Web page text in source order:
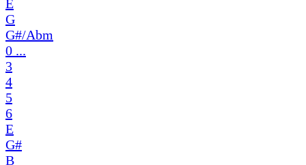
E
G
G#/Abm
0 ...
3
4
5
6
E
G#
B